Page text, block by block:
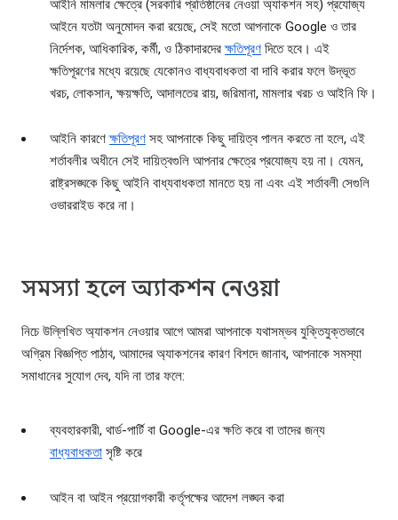
আইনি মামলার ক্ষেত্রে (সরকারি প্রতিষ্ঠানের নেওয়া অ্যাকশন সহ) প্রযোজ্য
আইনে যতটা অনুমোদন করা রয়েছে, সেই মতো আপনাকে Google ও তার
নির্দেশক, আধিকারিক, কর্মী, ও ঠিকাদারদেরক্ষতিপূরণ দিতে হবে। এই
ক্ষতিপূরণের মধ্যে রয়েছে যেকোনও বাধ্যবাধকতা বা দাবি করার ফলে উদ্ভূত
খরচ, লোকসান, ক্ষয়ক্ষতি, আদালতের রায়, জরিমানা, মামলার খরচ ও আইনি ফি।
আইনি কারণেক্ষতিপূরণ সহ আপনাকে কিছু দায়িত্ব পালন করতে না হলে, এই
শর্তাবলীর অধীনে সেই দায়িত্বগুলি আপনার ক্ষেত্রে প্রযোজ্য হয় না। যেমন,
রাষ্ট্রসঙ্ঘকে কিছু আইনি বাধ্যবাধকতা মানতে হয় না এবং এই শর্তাবলী সেগুলি
ওভাররাইড করে না।
সমস্যা হলে অ্যাকশন নেওয়া
নিচে উল্লিখিত অ্যাকশন নেওয়ার আগে আমরা আপনাকে যথাসম্ভব যুক্তিযুক্তভাবে
অগ্রিম বিজ্ঞপ্তি পাঠাব, আমাদের অ্যাকশনের কারণ বিশদে জানাব, আপনাকে সমস্যা
সমাধানের সুযোগ দেব, যদি না তার ফলে:
ব্যবহারকারী, থার্ড-পার্টি বা Google-এর ক্ষতি করে বা তাদের জন্য
বাধ্যবাধকতা সৃষ্টি করে
আইন বা আইন প্রয়োগকারী কর্তৃপক্ষের আদেশ লঙ্ঘন করা